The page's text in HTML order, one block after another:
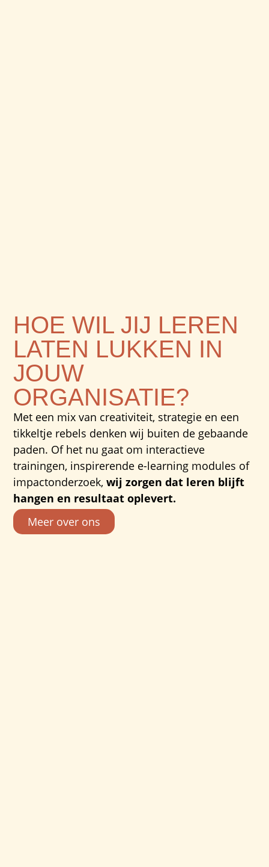
HOE WIL JIJ LEREN
LATEN LUKKEN IN
JOUW
ORGANISATIE?
Met een mix van creativiteit, strategie en een
tikkeltje rebels denken wij buiten de gebaande
paden. Of het nu gaat om interactieve
trainingen, inspirerende e-learning modules of
impactonderzoek,wij zorgen dat leren blijft
hangen en resultaat oplevert.
Meer over ons